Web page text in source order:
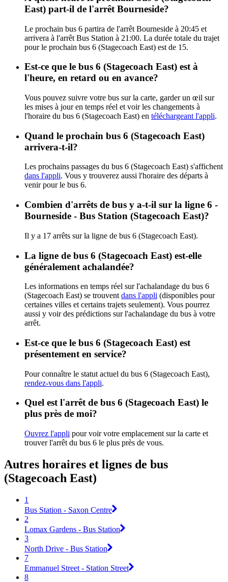
East) part-il de l'arrêt Bourneside?
Le prochain bus 6 partira de l'arrêt Bourneside à 20:45 et
arrivera à l'arrêt Bus Station à 21:00. La durée totale du trajet
pour le prochain bus 6 (Stagecoach East) est de 15.
Est-ce que le bus 6 (Stagecoach East) est à
l'heure, en retard ou en avance?
Vous pouvez suivre votre bus sur la carte, garder un œil sur
les mises à jour en temps réel et voir les changements à
l'horaire du bus 6 (Stagecoach East) en téléchargeant l'appli.
Quand le prochain bus 6 (Stagecoach East)
arrivera-t-il?
Les prochains passages du bus 6 (Stagecoach East) s'affichent
dans l'appli. Vous y trouverez aussi l'horaire des départs à
venir pour le bus 6.
Combien d'arrêts de bus y a-t-il sur la ligne 6 -
Bourneside - Bus Station (Stagecoach East)?
Il y a 17 arrêts sur la ligne de bus 6 (Stagecoach East).
La ligne de bus 6 (Stagecoach East) est-elle
généralement achalandée?
Les informations en temps réel sur l'achalandage du bus 6
(Stagecoach East) se trouvent dans l'appli (disponibles pour
certaines villes et certains trajets seulement). Vous pourrez
aussi y voir des prédictions sur l'achalandage du bus à votre
arrêt.
Est-ce que le bus 6 (Stagecoach East) est
présentement en service?
Pour connaître le statut actuel du bus 6 (Stagecoach East),
rendez-vous dans l'appli.
Quel est l'arrêt de bus 6 (Stagecoach East) le
plus près de moi?
Ouvrez l'appli pour voir votre emplacement sur la carte et
trouver l'arrêt du bus 6 le plus près de vous.
Autres horaires et lignes de bus
(Stagecoach East)
1
Bus Station - Saxon Centre
2
Lomax Gardens - Bus Station
3
North Drive - Bus Station
7
Emmanuel Street - Station Street
8